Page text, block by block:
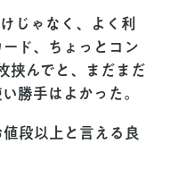
じゃなく、よく利
ド、ちょっとコン
挟んでと、まだまだ
勝手はよかった。
段以上と言える良